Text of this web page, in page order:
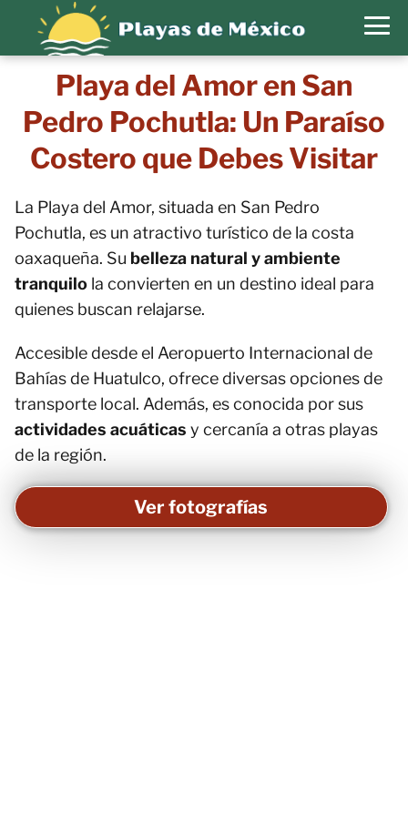
Playa del Amor en San
Pedro Pochutla: Un Paraíso
Costero que Debes Visitar
La Playa del Amor, situada en San Pedro
Pochutla, es un atractivo turístico de la costa
oaxaqueña. Su belleza natural y ambiente
tranquilo la convierten en un destino ideal para
quienes buscan relajarse.
Accesible desde el Aeropuerto Internacional de
Bahías de Huatulco, ofrece diversas opciones de
transporte local. Además, es conocida por sus
actividades acuáticas y cercanía a otras playas
de la región.
Ver fotografías